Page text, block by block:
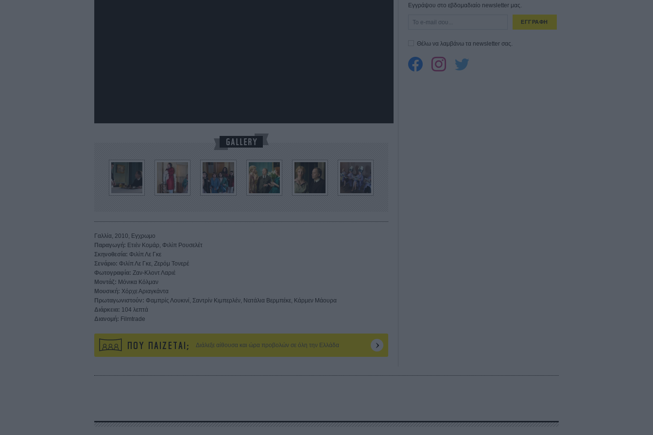
Γαλλία, 2010, Εγχρωμο
Παραγωγή: Ετιέν Κομάρ, Φιλίπ Ρουσελέτ
Σκηνοθεσία: Φιλίπ Λε Γκε
Σενάριο: Φιλίπ Λε Γκε, Ζερόμ Τονερέ
Φωτογραφία: Ζαν-Κλοντ Λαριέ
Μοντάζ: Μόνικα Κόλμαν
Μουσική: Χόρχε Αριαγκάντα
Πρωταγωνιστούν: Φαμπρίς Λουκινί, Σαντρίν Κιμπερλέν, Νατάλια Βερμπέκε, Κάρμεν Μάουρα
Διάρκεια: 104 λεπτά
Διανομή: Filmtrade
ΠΟΥ ΠΑΙΖΕΤΑΙ; Διάλεξε αίθουσα και ώρα προβολών σε όλη την Ελλάδα
Εγγράψου στο εβδομαδιαίο newsletter μας.
ΕΓΓΡΑΦΗ
Θέλω να λαμβάνω τα newsletter σας.